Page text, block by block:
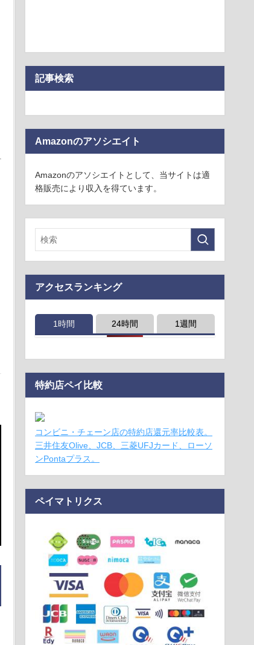
記事検索
Amazonのアソシエイト
Amazonのアソシエイトとして、当サイトは適
格販売により収入を得ています。
アクセスランキング
1時間 24時間 1週間
特約店ペイ比較
コンビニ・チェーン店の特約店還元率比較表。
三井住友Olive、JCB、三菱UFJカード、ローソ
ンPontaプラス。
ペイマトリクス